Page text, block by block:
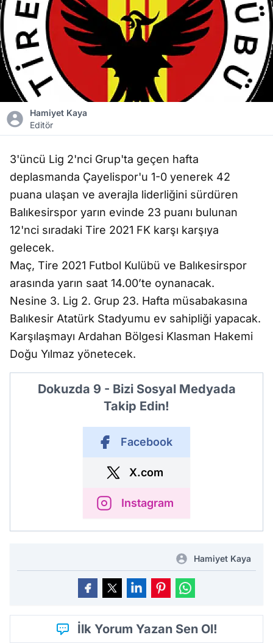
Hamiyet Kaya
Editör
3'üncü Lig 2'nci Grup'ta geçen hafta
deplasmanda Çayelispor'u 1-0 yenerek 42
puana ulaşan ve averajla liderliğini sürdüren
Balıkesirspor yarın evinde 23 puanı bulunan
12'nci sıradaki Tire 2021 FK karşı karşıya
gelecek.
Maç, Tire 2021 Futbol Kulübü ve Balıkesirspor
arasında yarın saat 14.00’te oynanacak.
Nesine 3. Lig 2. Grup 23. Hafta müsabakasına
Balıkesir Atatürk Stadyumu ev sahipliği yapacak.
Karşılaşmayı Ardahan Bölgesi Klasman Hakemi
Doğu Yılmaz yönetecek.
Dokuzda 9 - Bizi Sosyal Medyada
Takip Edin!
Facebook
X.com
Instagram
Hamiyet Kaya
İlk Yorum Yazan Sen Ol!